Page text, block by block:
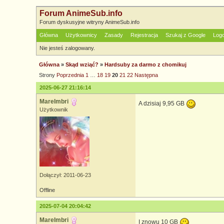
Forum AnimeSub.info
Forum dyskusyjne witryny AnimeSub.info
Główna Użytkownicy Zasady Rejestracja Szukaj z Google
Nie jesteś zalogowany.
Główna » Skąd wziąć? » Hardsuby za darmo z chomikuj
Strony Poprzednia 1 18 19 20 21 22 Następna
2025-06-27 21:16:14
MareImbri
Użytkownik
Dołączył: 2011-06-23
A dzisiaj 9,95 GB
Offline
2025-07-04 20:04:42
MareImbri I znowu 10 GB